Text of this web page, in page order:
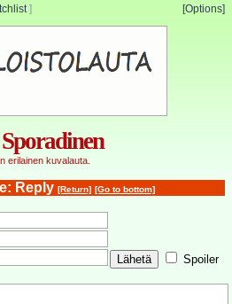
[Options]
]
erilainen kuvalauta.
Reply [Return] [Go to bottom]
Spoiler